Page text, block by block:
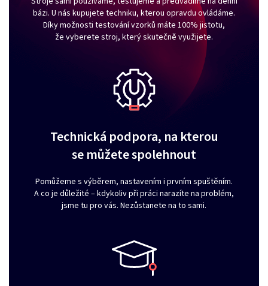
bázi. U nás kupujete techniku, kterou opravdu ovládáme.
Díky možnosti testování vzorků máte 100% jistotu,
že vyberete stroj, který skutečně využijete.
Technická podpora, na kterou
se můžete spolehnout
Pomůžeme s výběrem, nastavením i prvním spuštěním.
A co je důležité – kdykoliv při práci narazíte na problém,
jsme tu pro vás. Nezůstanete na to sami.